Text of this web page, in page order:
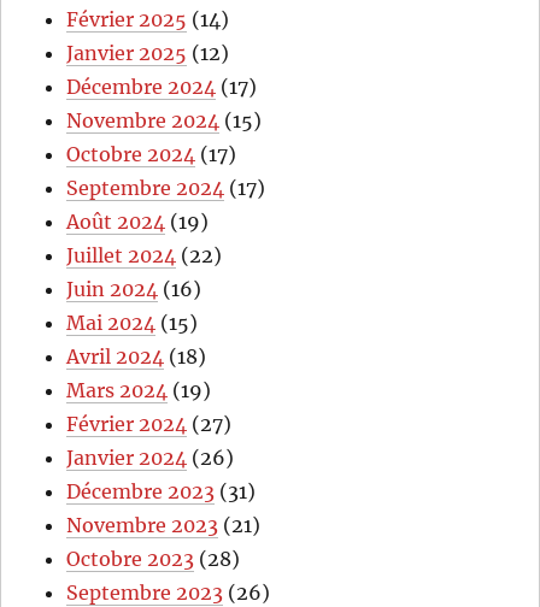
Février 2025 (14)
Janvier 2025 (12)
Décembre 2024 (17)
Novembre 2024 (15)
Octobre 2024 (17)
Septembre 2024 (17)
Août 2024 (19)
Juillet 2024 (22)
Juin 2024 (16)
Mai 2024 (15)
Avril 2024 (18)
Mars 2024 (19)
Février 2024 (27)
Janvier 2024 (26)
Décembre 2023 (31)
Novembre 2023 (21)
Octobre 2023 (28)
Septembre 2023 (26)